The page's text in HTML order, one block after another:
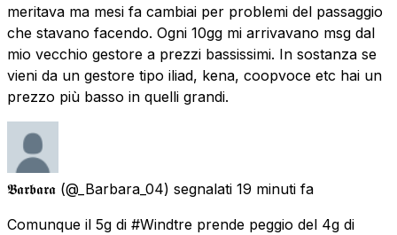
meritava ma mesi fa cambiai per problemi del passaggio
che stavano facendo. Ogni 10gg mi arrivavano msg dal
mio vecchio gestore a prezzi bassissimi. In sostanza se
vieni da un gestore tipo iliad, kena, coopvoce etc hai un
prezzo più basso in quelli grandi.
𝕭𝖆𝖗𝖇𝖆𝖗𝖆 (@_Barbara_04) segnalati 19 minuti fa
Comunque il 5g di #Windtre prende peggio del 4g di